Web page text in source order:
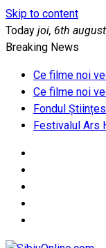
Skip to content
Today joi, 6th
Breaking News
Ce filme noi
Ce filme noi
Fondul
Festivalul Ars